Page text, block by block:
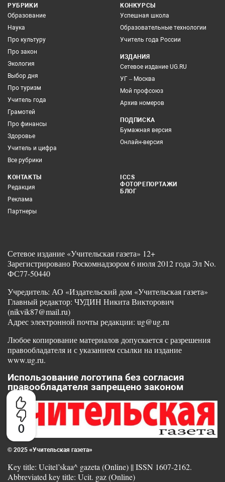
0
РУБРИКИ
Образование
Наука
Про культуру
Про закон
Экология
Выбор дня
Про туризм
Учитель года
Грамотей
Про финансы
Здоровье
Учитель и цифра
Все рубрики
КОНКУРСЫ
Успешная школа
Образовательные технологии
Учитель года России
ИЗДАНИЯ
Сетевое издание UG.RU
УГ – Москва
Мой профсоюз
Архив номеров
ПОДПИСКА
Бумажная версия
Онлайн-версия
КОНТАКТЫ
Редакция
Реклама
Партнеры
ICCS
ФОТОРЕПОРТАЖИ
БЛОГ
Сетевое издание «Учительская газета» 12+
Зарегистрировано Роскомнадзором 6 июля 2012 года Эл No.
ФС77-50440
Учредитель: АО «Издательский дом «Учительская газета»
Главный редактор: ЧУДИН Никита Викторович
(nikvik87@mail.ru)
Адрес электронной почты редакции: ug@ug.ru
Любое копирование материалов допускается с разрешения
правообладателя и с указанием ссылки на издание
www.ug.ru.
Использование логотипа без согласия
правообладателя запрещено законом
© 2025 «Учительская газета»
Key title: Ucitel’skaa^ gazeta (Online) || ISSN 1607-2162.
Abbreviated key title: Ucit. gaz (Online)